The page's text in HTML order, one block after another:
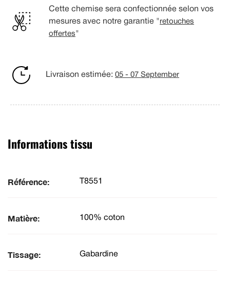
Cette chemise sera confectionnée selon vos
mesures avec notre garantie " retouches
offertes"
Livraison estimée: 05 - 07 September
Informations tissu
Référence: T8551
Matière: 100% coton
Tissage: Gabardine